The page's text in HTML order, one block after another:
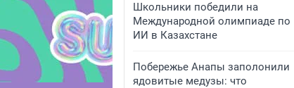
Школьники победили на
Международной олимпиаде по
ИИ в Казахстане
Побережье Анапы заполонили
ядовитые медузы: что